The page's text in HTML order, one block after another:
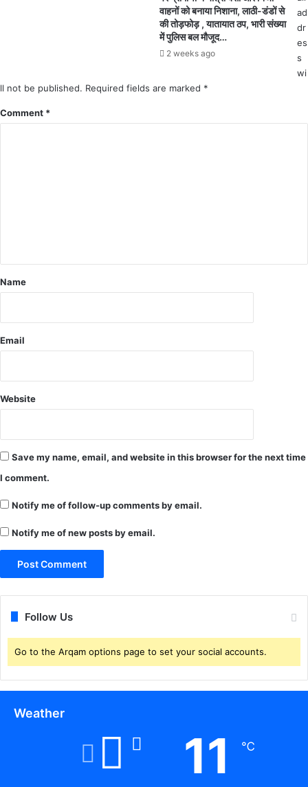
4
पॉ
वाहनों को बनाया निशाना, लाठी-डंडों से
की तोड़फोड़ , यातायात ठप, भारी संख्या
में पुलिस बल मौजूद…
2 weeks ago
ad
dr
es
s
wi
ll not be published. Required fields are marked *
Comment *
Name
Email
Website
Save my name, email, and website in this browser for the next time
I comment.
Notify me of follow-up comments by email.
Notify me of new posts by email.
Follow Us
Go to the Arqam options page to set your social accounts.
Weather
11 ℃